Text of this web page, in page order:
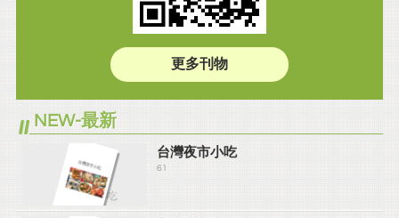
更多刊物
NEW-最新
台灣夜市小吃
61